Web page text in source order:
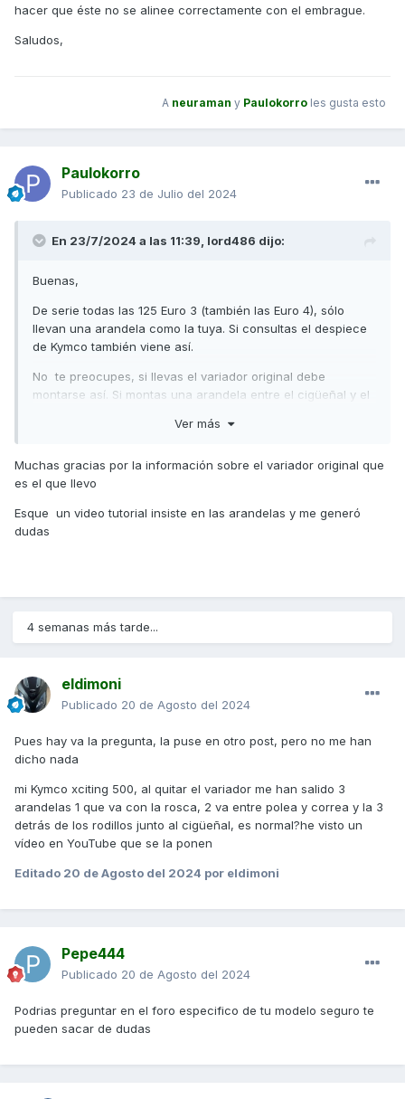
hacer que éste no se alinee correctamente con el embrague.
Saludos,
A neuraman y Paulokorro les gusta esto
Paulokorro
Publicado 23 de Julio del 2024
En 23/7/2024 a las 11:39, lord486 dijo:
Buenas,
De serie todas las 125 Euro 3 (también las Euro 4), sólo
llevan una arandela como la tuya. Si consultas el despiece
de Kymco también viene así.
No te preocupes, si llevas el variador original debe
montarse así. Si montas una arandela entre el cigüeñal y el
Saludos,
Ver más
Muchas gracias por la información sobre el variador original que
es el que llevo
Esque un video tutorial insiste en las arandelas y me generó
dudas
4 semanas más tarde...
eldimoni
Publicado 20 de Agosto del 2024
Pues hay va la pregunta, la puse en otro post, pero no me han
dicho nada
mi Kymco xciting 500, al quitar el variador me han salido 3
arandelas 1 que va con la rosca, 2 va entre polea y correa y la 3
detrás de los rodillos junto al cigüeñal, es normal?he visto un
vídeo en YouTube que se la ponen
Editado 20 de Agosto del 2024 por eldimoni
Pepe444
Publicado 20 de Agosto del 2024
Podrias preguntar en el foro especifico de tu modelo seguro te
pueden sacar de dudas